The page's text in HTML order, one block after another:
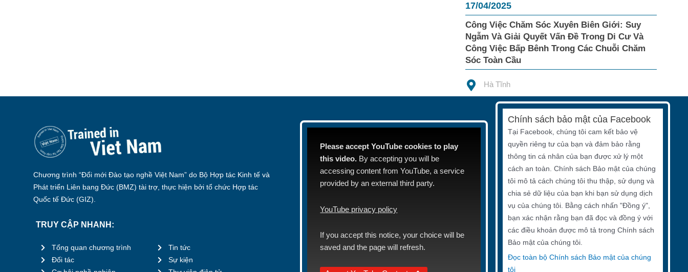
17/04/2025
Công Việc Chăm Sóc Xuyên Biên Giới: Suy
Ngẫm Và Giải Quyết Vấn Đề Trong Di Cư Và
Công Việc Bấp Bênh Trong Các Chuỗi Chăm
Sóc Toàn Cầu
Hà Tĩnh
Chương trình “Đổi mới Đào tạo nghề Việt Nam” do Bộ Hợp tác Kinh tế và
Phát triển Liên bang Đức (BMZ) tài trợ, thực hiện bởi tổ chức Hợp tác
Quốc tế Đức (GIZ).
TRUY CẬP NHANH:
Tổng quan chương trình
Đối tác
Tin tức
Sự kiện
Please accept YouTube cookies to play
this video. By accepting you will be
accessing content from YouTube, a service
provided by an external third party.
YouTube privacy policy
If you accept this notice, your choice will be
saved and the page will refresh.
Chính sách bảo mật của Facebook
Tại Facebook, chúng tôi cam kết bảo vệ
quyền riêng tư của bạn và đảm bảo rằng
thông tin cá nhân của bạn được xử lý một
cách an toàn. Chính sách Bảo mật của chúng
tôi mô tả cách chúng tôi thu thập, sử dụng và
chia sẻ dữ liệu của bạn khi bạn sử dụng dịch
vụ của chúng tôi. Bằng cách nhấn "Đồng ý",
bạn xác nhận rằng bạn đã đọc và đồng ý với
các điều khoản được mô tả trong Chính sách
Bảo mật của chúng tôi.
Đọc toàn bộ Chính sách Bảo mật của chúng
tôi